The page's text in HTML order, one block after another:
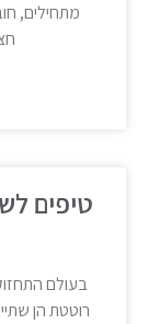
מתחילים,
טיפים
בעולם
רוטטת הן